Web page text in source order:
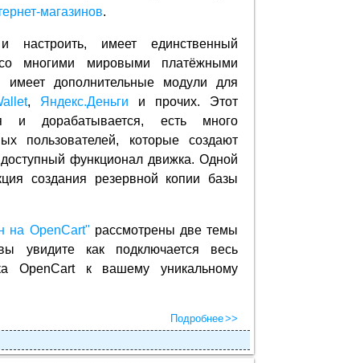
магазинов.
настроить, имеет единственный
многими мировыми платёжными
дополнительные модули для
, Яндекс.Деньги и прочих. Этот
и дорабатывается, есть много
пользователей, которые создают
функционал движка. Одной
создания резервной копии базы
на OpenCart" рассмотрены две темы
увидите как подключается весь
OpenCart к вашему уникальному
Подробнее